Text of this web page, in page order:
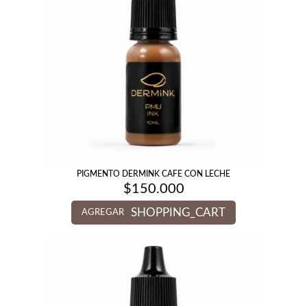
PIGMENTO DERMINK CAFE CON LECHE
$150.000
AGREGAR SHOPPING_CART